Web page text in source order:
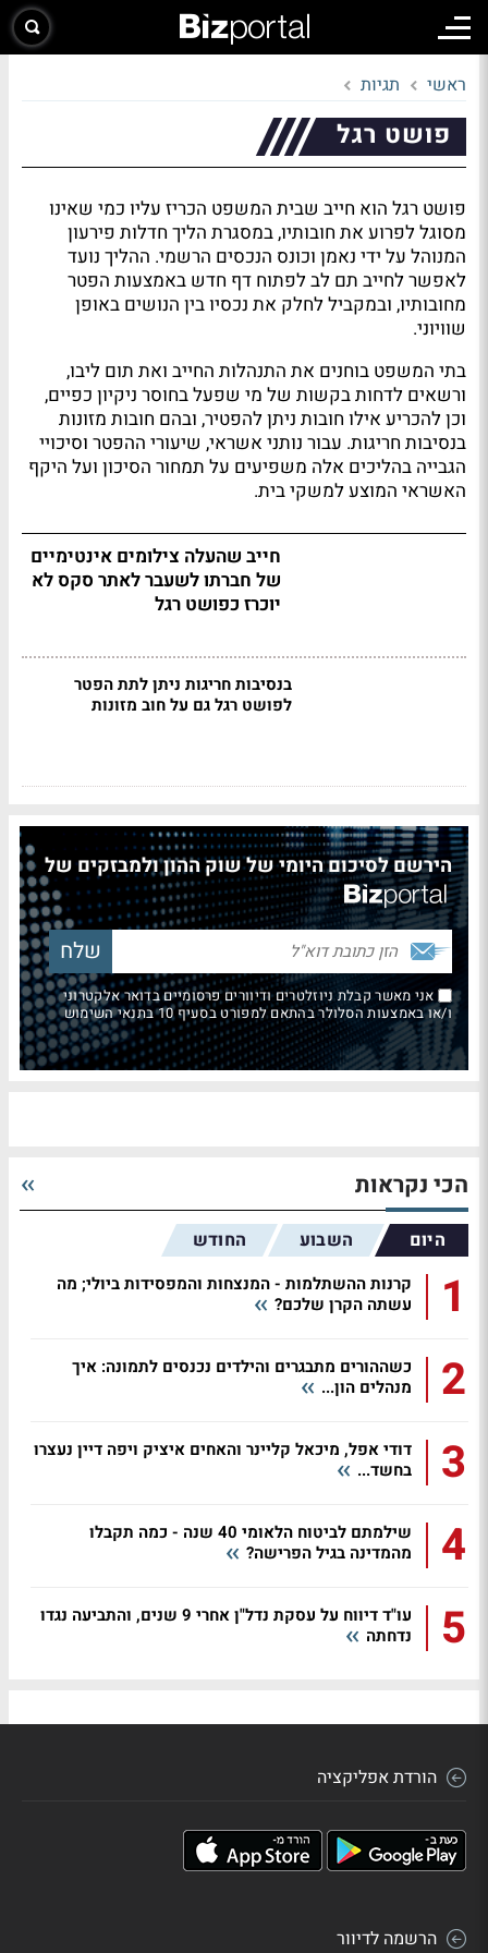
ראשי תגיות
פושט רגל
פושט רגל הוא חייב שבית המשפט הכריז עליו כמי שאינו
מסוגל לפרוע את חובותיו, במסגרת הליך חדלות פירעון
המנוהל על ידי נאמן וכונס הנכסים הרשמי. ההליך נועד
לאפשר לחייב תם לב לפתוח דף חדש באמצעות הפטר
מחובותיו, ובמקביל לחלק את נכסיו בין הנושים באופן
שוויוני.
בתי המשפט בוחנים את התנהלות החייב ואת תום ליבו,
ורשאים לדחות בקשות של מי שפעל בחוסר ניקיון כפיים,
וכן להכריע אילו חובות ניתן להפטיר, ובהם חובות מזונות
בנסיבות חריגות. עבור נותני אשראי, שיעורי ההפטר וסיכויי
הגבייה בהליכים אלה משפיעים על תמחור הסיכון ועל היקף
האשראי המוצע למשקי בית.
חייב שהעלה צילומים אינטימיים
של חברתו לשעבר לאתר סקס לא
יוכרז כפושט רגל
בנסיבות חריגות ניתן לתת הפטר
לפושט רגל גם על חוב מזונות
הירשם לסיכום היומי של שוק ההון ולמבזקים של
אני מאשר קבלת ניוזלטרים ודיוורים פרסומיים בדואר אלקטרוני
ו/או באמצעות הסלולר בהתאם למפורט בסעיף 10 בתנאי השימוש
הכי נקראות
היום השבוע החודש
1
קרנות ההשתלמות - המנצחות והמפסידות ביולי; מה
עשתה הקרן שלכם?
2
כשההורים מתבגרים והילדים נכנסים לתמונה: איך
מנהלים הון...
3
דודי אפל, מיכאל קליינר והאחים איציק ויפה דיין נעצרו
בחשד...
4
שילמתם לביטוח הלאומי 40 שנה - כמה תקבלו
מהמדינה בגיל הפרישה?
5
עו"ד דיווח על עסקת נדל"ן אחרי 9 שנים, והתביעה נגדו
נדחתה
הורדת אפליקציה
הרשמה לדיוור